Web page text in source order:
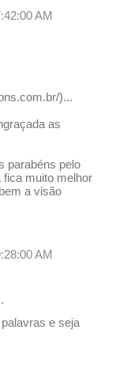
AM
)...
as
parabéns pelo
fica muito melhor
a visão
AM
e seja